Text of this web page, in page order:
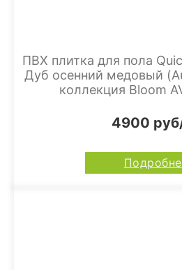
ПВХ плитка для пола
Дуб осенний медовый
коллекция Bloom
4900